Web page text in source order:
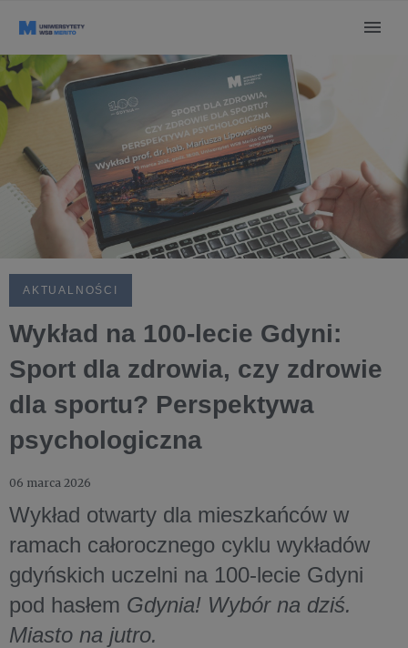
AKTUALNOŚCI
Wykład na 100-lecie Gdyni:
Sport dla zdrowia, czy zdrowie
dla sportu? Perspektywa
psychologiczna
06 marca 2026
Wykład otwarty dla mieszkańców w
ramach całorocznego cyklu wykładów
gdyńskich uczelni na 100-lecie Gdyni
pod hasłem Gdynia! Wybór na dziś.
Miasto na jutro.